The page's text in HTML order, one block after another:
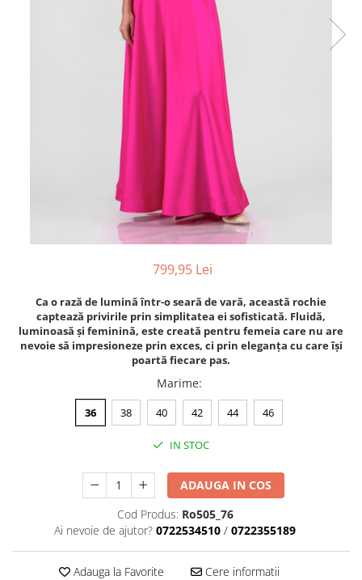
799,95 Lei
Ca o rază de lumină într-o seară de vară, această rochie
captează privirile prin simplitatea ei sofisticată. Fluidă,
luminoasă și feminină, este creată pentru femeia care nu are
nevoie să impresioneze prin exces, ci prin eleganța cu care își
poartă fiecare pas.
Marime:
36 38 40 42 44 46
IN STOC
ADAUGA IN COS
Cod Produs: Ro505_76
Ai nevoie de ajutor? 0722534510 / 0722355189
Adauga la Favorite Cere informatii